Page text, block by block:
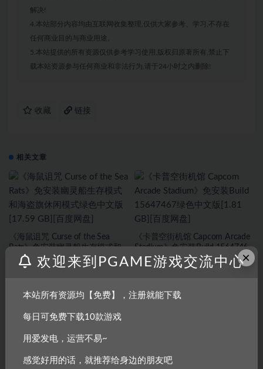
解决!
4.本站部分内容均由互联网收集整理,仅供大家参考、学习,不存在
任何商业目的与商业用途。
5.本站提供的所有资源仅供参考学习使用,版权归原著所有,禁止下
载本站资源参与任何商业和非法行为,请于24小时之内删除!
收藏 链接
相关文章
《海鼠诅咒 Curse of the Sea
Rats》免安装幽灵船生存模式和
海盗旗休闲模式绿色中文版[17.59
GB][百度网盘]
《卡普空街机馆 Capcom Arcade
Stadium》免安装Build 15647467
绿色中文版[1.81 GB][百度网盘]
v1.0.0.4绿色中文版豪华版整合
复手柄[51.1 GB][百度网盘]
×
欢迎来到PGAME游戏交流中心
本站所有资源均【免费】，注册就能下载
每日可免费下载10款游戏
用爱发电，运营不易~
感觉好用的话，就推荐给身边的朋友吧